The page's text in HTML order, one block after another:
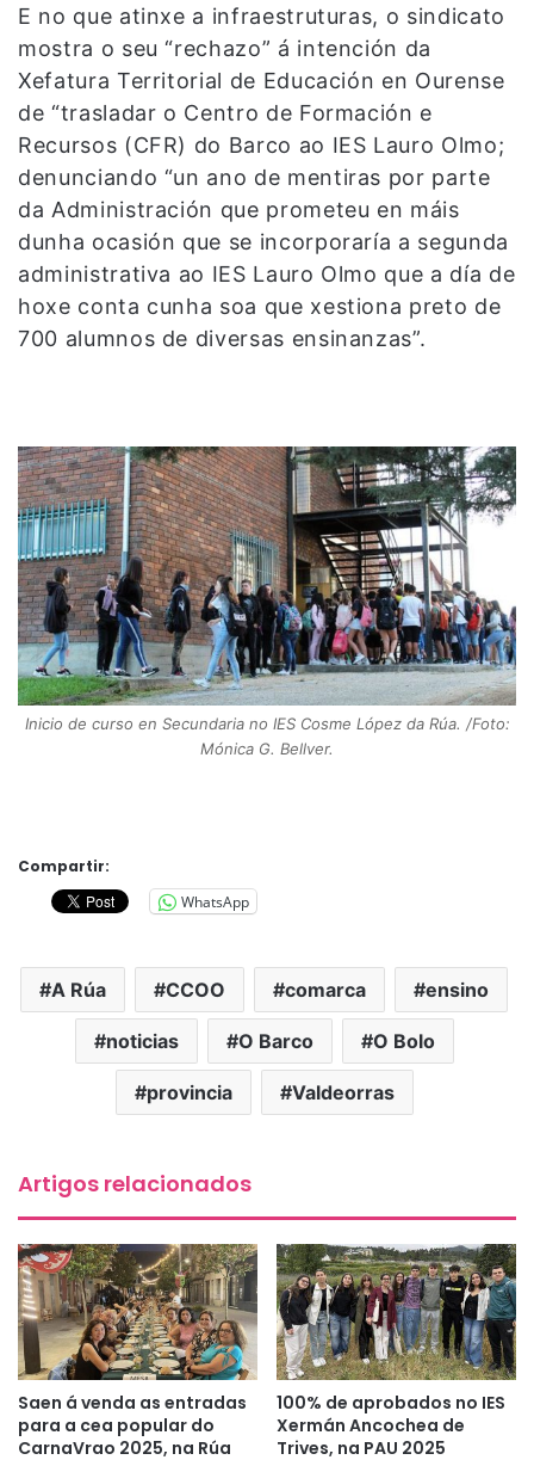
E no que atinxe a infraestruturas, o sindicato
mostra o seu “rechazo” á intención da
Xefatura Territorial de Educación en Ourense
de “trasladar o Centro de Formación e
Recursos (CFR) do Barco ao IES Lauro Olmo;
denunciando “un ano de mentiras por parte
da Administración que prometeu en máis
dunha ocasión que se incorporaría a segunda
administrativa ao IES Lauro Olmo que a día de
hoxe conta cunha soa que xestiona preto de
700 alumnos de diversas ensinanzas”.
Inicio de curso en Secundaria no IES Cosme López da Rúa. /Foto:
Mónica G. Bellver.
Compartir:
WhatsApp
A Rúa CCOO comarca ensino
noticias O Barco O Bolo
provincia Valdeorras
Artigos relacionados
Saen á venda as entradas
para a cea popular do
CarnaVrao 2025, na Rúa
100% de aprobados no IES
Xermán Ancochea de
Trives, na PAU 2025